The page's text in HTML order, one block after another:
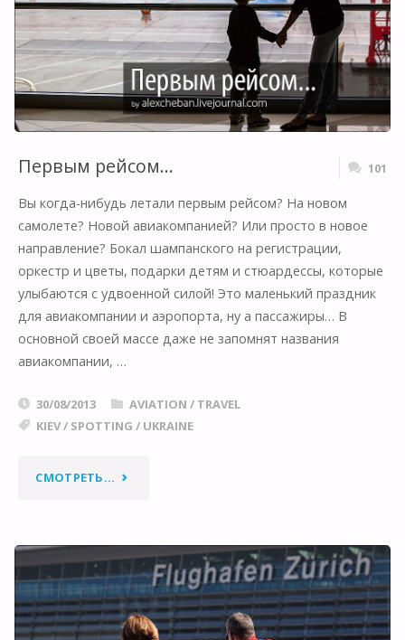
Первым рейсом… 101
Вы когда-нибудь летали первым рейсом? На новом
самолете? Новой авиакомпанией? Или просто в новое
направление? Бокал шампанского на регистрации,
оркестр и цветы, подарки детям и стюардессы, которые
улыбаются с удвоенной силой! Это маленький праздник
для авиакомпании и аэропорта, ну а пассажиры… В
основной своей массе даже не запомнят названия
авиакомпании, …
30/08/2013 AVIATION / TRAVEL
KIEV/ SPOTTING / UKRAINE
СМОТРЕТЬ... "ПЕРВЫМ